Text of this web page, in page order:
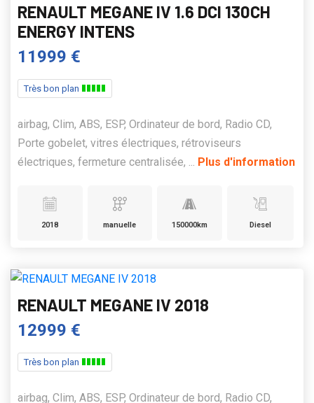
RENAULT MEGANE IV 1.6 DCI 130CH
ENERGY INTENS
11999 €
Très bon plan
airbag, Clim, ABS, ESP, Ordinateur de bord, Radio CD,
Porte gobelet, vitres électriques, rétroviseurs
électriques, fermeture centralisée, ... Plus d'information
2018 manuelle 150000km Diesel
RENAULT MEGANE IV 2018
12999 €
Très bon plan
airbag, Clim, ABS, ESP, Ordinateur de bord, Radio CD,